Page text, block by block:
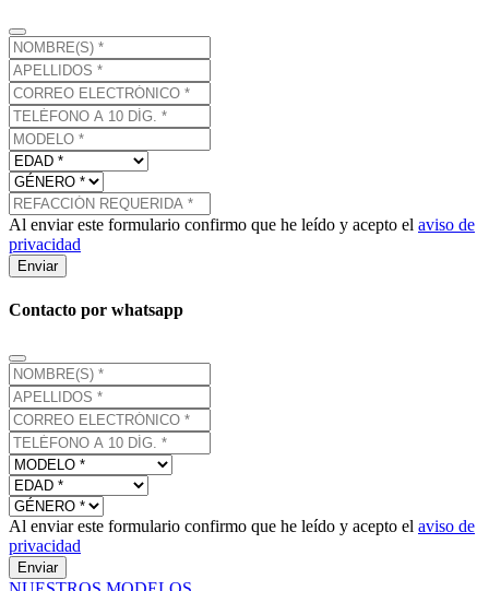
Al enviar este formulario confirmo que he leído y acepto el aviso de
privacidad
Enviar
Contacto por whatsapp
Al enviar este formulario confirmo que he leído y acepto el aviso de
privacidad
Enviar